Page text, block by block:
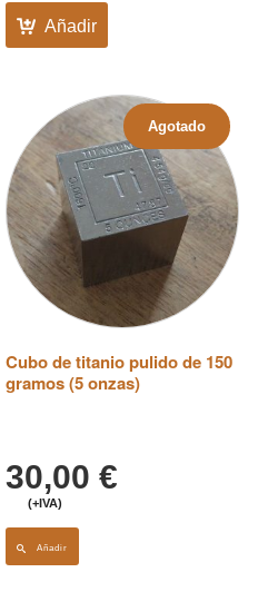
Añadir
Cubo de titanio pulido de 150
gramos (5 onzas)
Agotado
30,00 €
(+IVA)
Añadir